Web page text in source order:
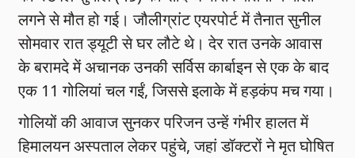
लगने से मौत हो गई। जौलीग्रांट एयरपोर्ट में तैनात सुनील
सोमवार रात ड्यूटी से घर लौटे थे। देर रात उनके आवास
के बरामदे में अचानक उनकी सर्विस कार्बाइन से एक के बाद
एक 11 गोलियां चल गईं, जिससे इलाके में हड़कंप मच गया।
गोलियों की आवाज सुनकर परिजन उन्हें गंभीर हालत में
हिमालयन अस्पताल लेकर पहुंचे, जहां डॉक्टरों ने मृत घोषित